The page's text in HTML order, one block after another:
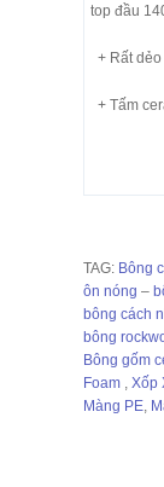
top đầu
+ Rất
+ Tấm
TAG: Bông
ôn nóng –
bông cách
bông
Bông gốm
Foam , Xốp
Màng PE,